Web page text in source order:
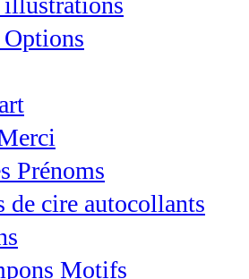
Prénoms
de cire autocollants
Motifs